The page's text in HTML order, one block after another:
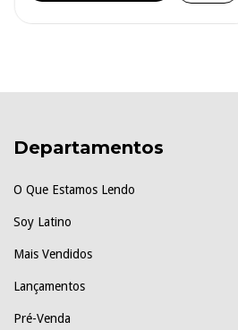
Departamentos
O Que Estamos Lendo
Soy Latino
Mais Vendidos
Lançamentos
Pré-Venda